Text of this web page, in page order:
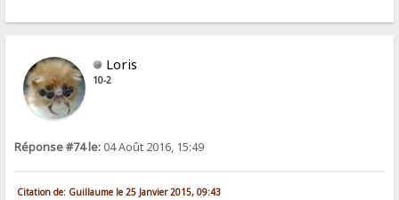
Loris
10-2
Réponse #74 le: 04 Août 2016, 15:49
Citation de: Guillaume le 25 Janvier 2015, 09:43